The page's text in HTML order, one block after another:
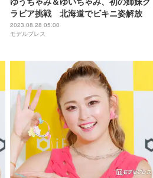
ラビア挑戦 北海道でビキニ姿解放
2023.08.28 05:00
モデルプレス